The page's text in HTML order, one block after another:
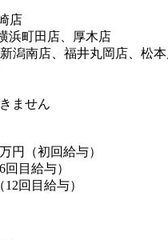
店
浜町田店、厚木店
潟南店、福井丸岡店、松本
ません
円（初回給与）
目給与）
回目給与）